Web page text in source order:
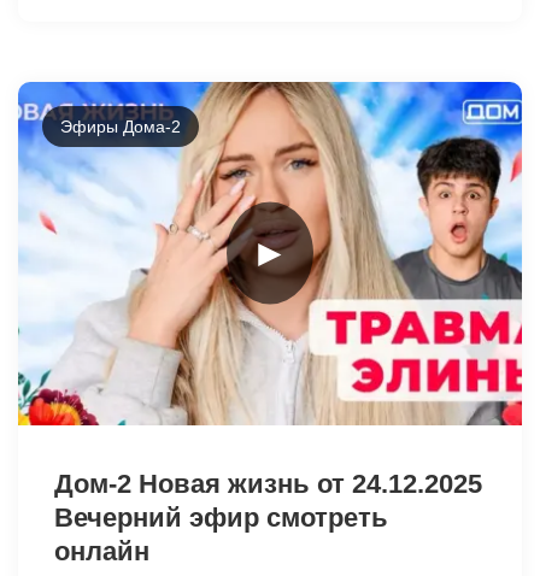
►
Эфиры Дома-2
Дом-2 Новая жизнь от 24.12.2025
Вечерний эфир смотреть
онлайн